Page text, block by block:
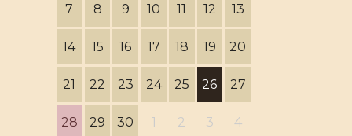
7 8 9 10 11 12 13
14 15 16 17 18 19 20
21 22 23 24 25 26 27
28 29 30 1 2 3 4